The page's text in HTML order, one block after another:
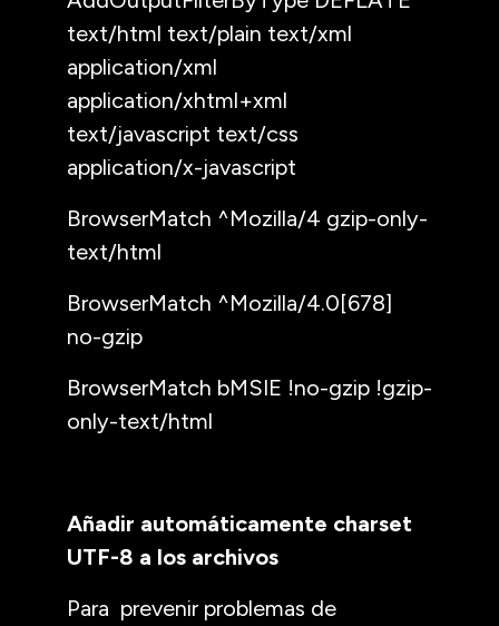
text/html text/plain text/xml
application/xml
application/xhtml+xml
text/javascript text/css
application/x-javascript
BrowserMatch ^Mozilla/4 gzip-only-
text/html
BrowserMatch ^Mozilla/4.0[678]
no-gzip
BrowserMatch bMSIE !no-gzip !gzip-
only-text/html
Añadir automáticamente charset
UTF-8 a los archivos
Para prevenir problemas de